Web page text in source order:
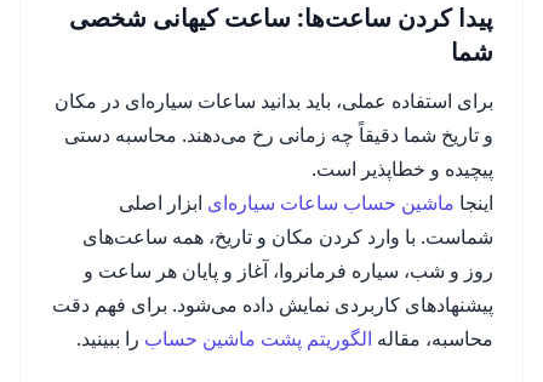
پیدا کردن ساعت‌ها: ساعت کیهانی شخصی
شما
برای استفاده عملی، باید بدانید ساعات سیاره‌ای در مکان
و تاریخ شما دقیقاً چه زمانی رخ می‌دهند. محاسبه دستی
پیچیده و خطاپذیر است.
اینجا ماشین حساب ساعات سیاره‌ای ابزار اصلی
شماست. با وارد کردن مکان و تاریخ، همه ساعت‌های
روز و شب، سیاره فرمانروا، آغاز و پایان هر ساعت و
پیشنهادهای کاربردی نمایش داده می‌شود. برای فهم دقت
محاسبه، مقاله الگوریتم پشت ماشین حساب را ببینید.